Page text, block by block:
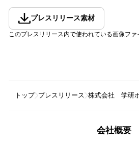
プレスリリース素材
このプレスリリース内で使われている画像フ
トップ プレスリリース 株式会社 学研
会社概要